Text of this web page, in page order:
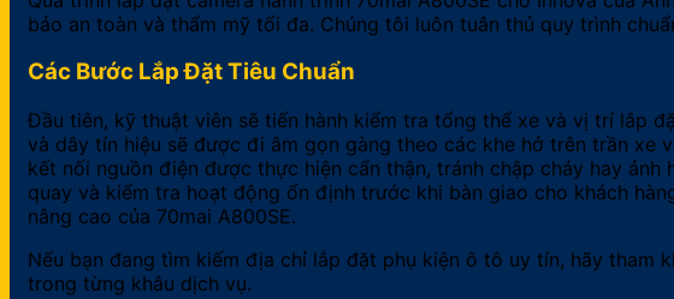
bảo an toàn và thẩm mỹ tối đa. Chúng tôi luôn tuân thủ quy trình
Các Bước Lắp Đặt Tiêu Chuẩn
Đầu tiên, kỹ thuật viên sẽ tiến hành kiểm tra tổng thể xe và vị trí lắp
và dây tín hiệu sẽ được đi âm gọn gàng theo các khe hở trên trần
kết nối nguồn điện được thực hiện cẩn thận, tránh chập cháy hay
quay và kiểm tra hoạt động ổn định trước khi bàn giao cho khách
nâng cao của 70mai A800SE.
Nếu bạn đang tìm kiếm địa chỉ lắp đặt phụ kiện ô tô uy tín, hãy tham
trong từng khâu dịch vụ.